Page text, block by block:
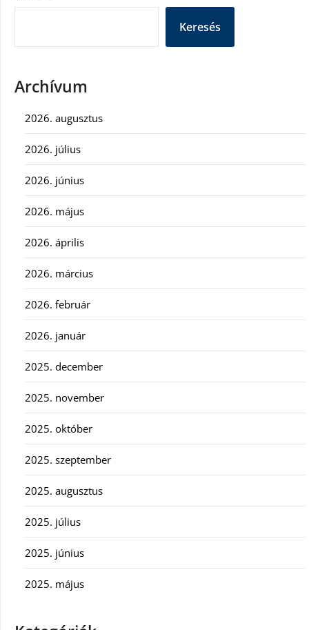
Keresés
Archívum
2026. augusztus
2026. július
2026. június
2026. május
2026. április
2026. március
2026. február
2026. január
2025. december
2025. november
2025. október
2025. szeptember
2025. augusztus
2025. július
2025. június
2025. május